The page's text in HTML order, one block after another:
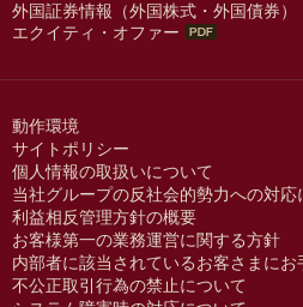
外国証券情報（外国株式・外国債券）
エクイティ・オファー
動作環境
サイトポリシー
個人情報の取扱いについて
当社グループの反社会的勢力への対応
利益相反管理方針の概要
お客様第一の業務運営に関する方針
内部者に該当されているお客さまにお
不公正取引行為の禁止について